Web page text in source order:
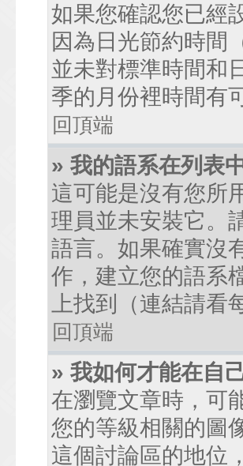
如果您確認您已經
因為日光節約時間
並未對標準時間和
季的月份裡時間有
回頂端
» 我的語系在列表
這可能是沒有您所
理員並未安裝它。
語言。如果確實沒
作，建立您的語系
上找到（連結請看
回頂端
» 我如何才能在自
在瀏覽文章時，可
您的等級相關的圖
這個討論區的地位